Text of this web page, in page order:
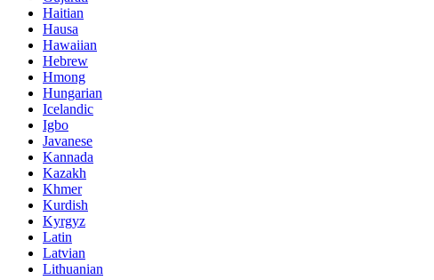
Haitian
Hausa
Hawaiian
Hebrew
Hmong
Hungarian
Icelandic
Igbo
Javanese
Kannada
Kazakh
Khmer
Kurdish
Kyrgyz
Latin
Latvian
Lithuanian